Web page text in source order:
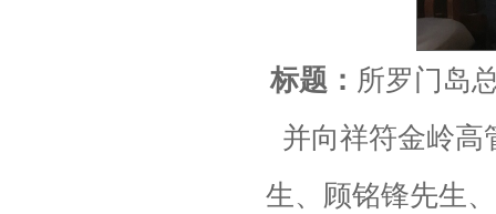
标题： 所罗门岛
并向祥符金岭高
生、顾铭锋先生